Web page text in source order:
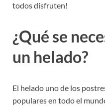
todos disfruten!
¿Qué se
un helado?
El helado uno de los
populares en todo el